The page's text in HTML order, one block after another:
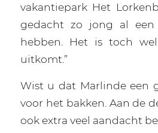
vakantiepark Het
gedacht zo jong al
hebben. Het is toch
uitkomt.”
Wist u dat Marlinde een
voor het bakken. Aan de
ook extra veel aandacht